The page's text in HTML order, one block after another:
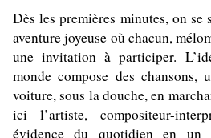
Dès les premières minutes, on se
aventure joyeuse où chacun,
une invitation à participer.
monde compose des chansons,
voiture, sous la douche, en
ici l’artiste, compositeur-
évidence du quotidien en un